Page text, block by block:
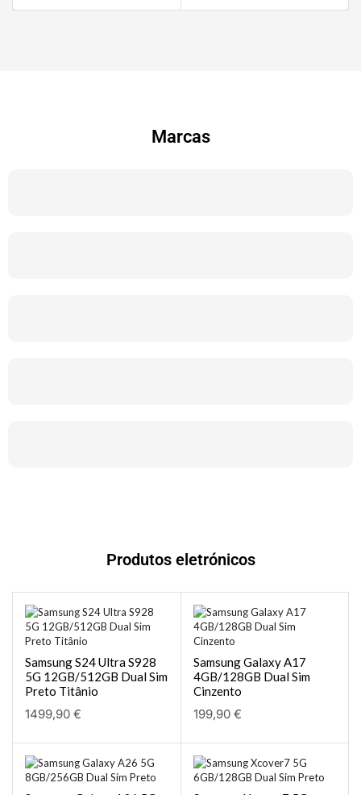
Marcas
Produtos eletrónicos
Samsung S24 Ultra S928
5G 12GB/512GB Dual Sim
Preto Titânio
1499,90 €
Samsung Galaxy A17
4GB/128GB Dual Sim
Cinzento
199,90 €